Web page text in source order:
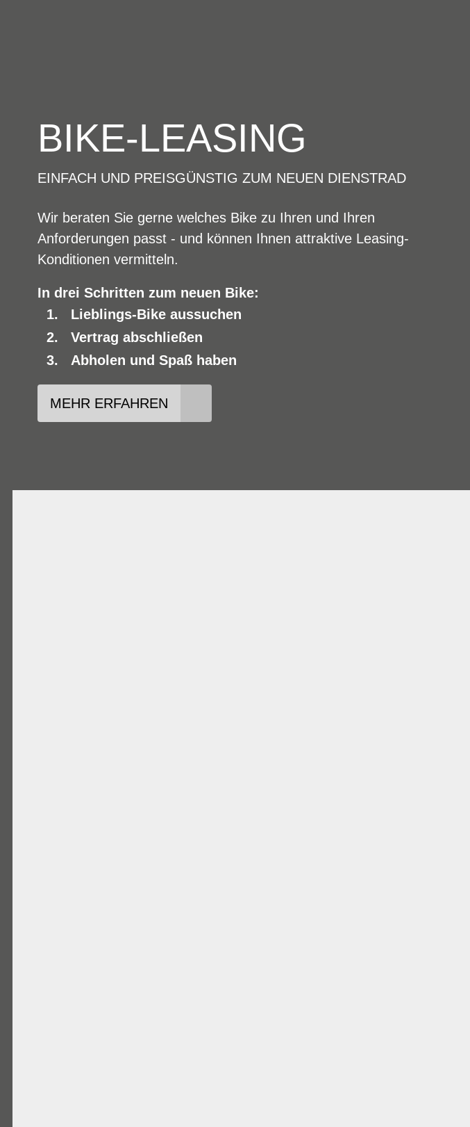
BIKE-LEASING
EINFACH UND PREISGÜNSTIG ZUM NEUEN DIENSTRAD
Wir beraten Sie gerne welches Bike zu Ihren und Ihren
Anforderungen passt - und können Ihnen attraktive Leasing-
Konditionen vermitteln.
In drei Schritten zum neuen Bike:
Lieblings-Bike aussuchen
Vertrag abschließen
Abholen und Spaß haben
MEHR ERFAHREN